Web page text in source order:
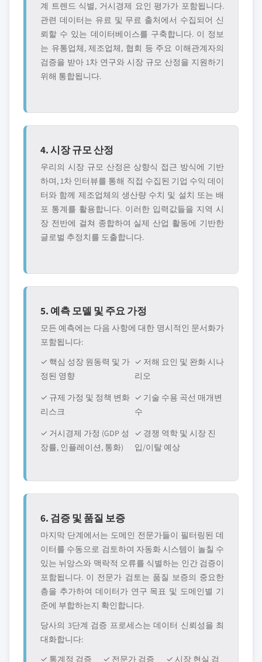
계 트렌드 식별, 거시경제 요인 평가가 포함됩니다.
관련 데이터는 유료 및 무료 출처에서 수집되어 신
뢰할 수 있는 데이터베이스를 구축합니다. 이 정보
는 유통업체, 제조업체, 협회 등 주요 이해관계자의
검증을 받아 1차 연구와 시장 규모 산정을 지원하기
위해 통합됩니다.
4. 시장 규모 산정
우리의 시장 규모 산정은 상향식 접근 방식에 기반
하며, 1차 인터뷰를 통해 직접 수집된 기업 수익 데이
터와 함께 제조업체의 생산량 수치 및 설치 또는 배
포 통계를 활용합니다. 이러한 입력값들을 지역 시
장 전반에 걸쳐 종합하여 실제 산업 활동에 기반한
글로벌 추정치를 도출합니다.
5. 예측 모델 및 주요 가정
모든 예측에는 다음 사항에 대한 명시적인 문서화가
포함됩니다:
✓ 핵심 성장 원동력 및 가
정된 영향
✓ 저해 요인 및 완화 시나
리오
✓ 규제 가정 및 정책 변화
리스크
✓ 기술 수용 곡선 매개변
수
✓ 거시경제 가정 (GDP 성
장률, 인플레이션, 통화)
✓ 경쟁 역학 및 시장 진
입/이탈 예상
6. 검증 및 품질 보증
마지막 단계에서는 도메인 전문가들이 필터링된 데
이터를 수동으로 검토하여 자동화 시스템이 놀칠 수
있는 뉘앙스와 맥락적 오류를 식별하는 인간 검증이
포함됩니다. 이 전문가 검토는 품질 보증의 중요한
층을 추가하여 데이터가 연구 목표 및 도메인별 기
준에 부합하는지 확인합니다.
당사의 3단계 검증 프로세스는 데이터 신뢰성을 최
대화합니다:
✓ 통계적 검증
✓ 전문가 검증 ✓ 시장 현실 검